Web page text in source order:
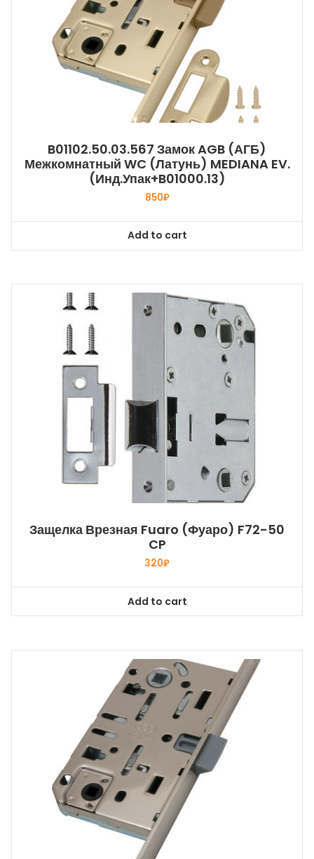
B01102.50.03.567 Замок AGB (АГБ)
Межкомнатный WC (латунь) MEDIANA EV.
(инд.упак+B01000.13)
850₽
Add to cart
Защелка Врезная Fuaro (Фуаро) F72-50
CP
320₽
Add to cart